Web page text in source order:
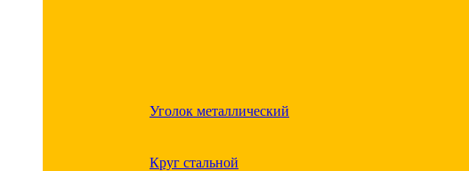
Уголок металлический
Круг стальной